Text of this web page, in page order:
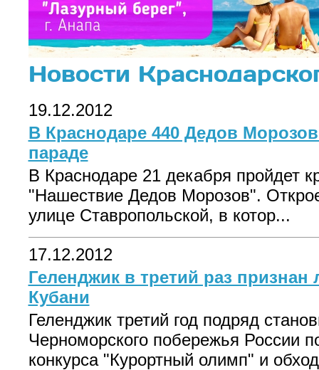
Новости
19.12.2012
В Краснодаре 440 Дедов
параде
В Краснодаре 21 декабря пройдет
"Нашествие Дедов Морозов".
улице Ставропольской, в котор...
17.12.2012
Геленджик в третий раз
Кубани
Геленджик третий год подряд
Черноморского побережья России
конкурса "Курортный олимп" и